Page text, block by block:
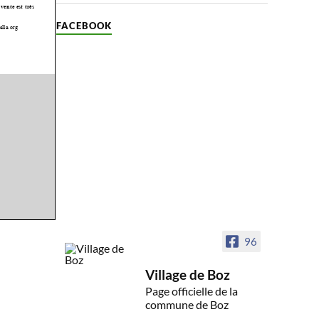
FACEBOOK
96
Village de Boz
Page officielle de la
commune de Boz